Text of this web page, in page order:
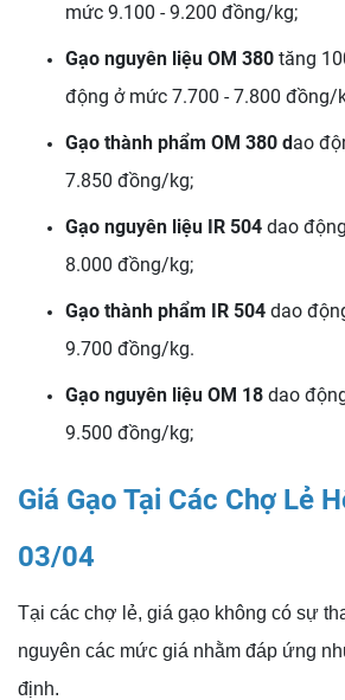
mức 9.100 - 9.200 đồng/kg;
Gạo nguyên liệu OM 380 tăng
động ở mức 7.700 - 7.800 đồng/
Gạo thành phẩm OM 380 dao
7.850 đồng/kg;
Gạo nguyên liệu IR 504 dao
8.000 đồng/kg;
Gạo thành phẩm IR 504 dao
9.700 đồng/kg.
Gạo nguyên liệu OM 18 dao
9.500 đồng/kg;
Giá Gạo Tại Các Chợ Lẻ
03/04
Tại các chợ lẻ, giá gạo không có sự
nguyên các mức giá nhằm đáp ứng
định.